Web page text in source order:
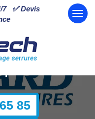
7 ✅ Devis
blindée Picard
?
85